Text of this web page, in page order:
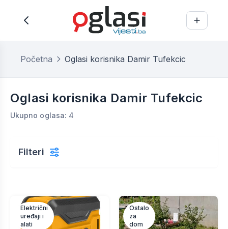
Početna Oglasi korisnika Damir Tufekcic
Oglasi korisnika Damir Tufekcic
Ukupno oglasa: 4
Filteri
Električni
uređaji i
alati
Ostalo
za
dom